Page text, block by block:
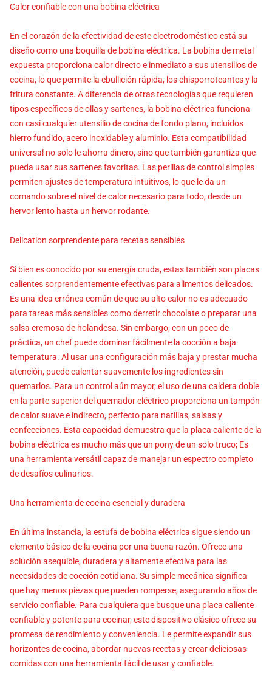
Calor confiable con una bobina eléctrica
En el corazón de la efectividad de este electrodoméstico está su
diseño como una boquilla de bobina eléctrica. La bobina de metal
expuesta proporciona calor directo e inmediato a sus utensilios de
cocina, lo que permite la ebullición rápida, los chisporroteantes y la
fritura constante. A diferencia de otras tecnologías que requieren
tipos específicos de ollas y sartenes, la bobina eléctrica funciona
con casi cualquier utensilio de cocina de fondo plano, incluidos
hierro fundido, acero inoxidable y aluminio. Esta compatibilidad
universal no solo le ahorra dinero, sino que también garantiza que
pueda usar sus sartenes favoritas. Las perillas de control simples
permiten ajustes de temperatura intuitivos, lo que le da un
comando sobre el nivel de calor necesario para todo, desde un
hervor lento hasta un hervor rodante.
Delication sorprendente para recetas sensibles
Si bien es conocido por su energía cruda, estas también son placas
calientes sorprendentemente efectivas para alimentos delicados.
Es una idea errónea común de que su alto calor no es adecuado
para tareas más sensibles como derretir chocolate o preparar una
salsa cremosa de holandesa. Sin embargo, con un poco de
práctica, un chef puede dominar fácilmente la cocción a baja
temperatura. Al usar una configuración más baja y prestar mucha
atención, puede calentar suavemente los ingredientes sin
quemarlos. Para un control aún mayor, el uso de una caldera doble
en la parte superior del quemador eléctrico proporciona un tampón
de calor suave e indirecto, perfecto para natillas, salsas y
confecciones. Esta capacidad demuestra que la placa caliente de la
bobina eléctrica es mucho más que un pony de un solo truco; Es
una herramienta versátil capaz de manejar un espectro completo
de desafíos culinarios.
Una herramienta de cocina esencial y duradera
En última instancia, la estufa de bobina eléctrica sigue siendo un
elemento básico de la cocina por una buena razón. Ofrece una
solución asequible, duradera y altamente efectiva para las
necesidades de cocción cotidiana. Su simple mecánica significa
que hay menos piezas que pueden romperse, asegurando años de
servicio confiable. Para cualquiera que busque una placa caliente
confiable y potente para cocinar, este dispositivo clásico ofrece su
promesa de rendimiento y conveniencia. Le permite expandir sus
horizontes de cocina, abordar nuevas recetas y crear deliciosas
comidas con una herramienta fácil de usar y confiable.